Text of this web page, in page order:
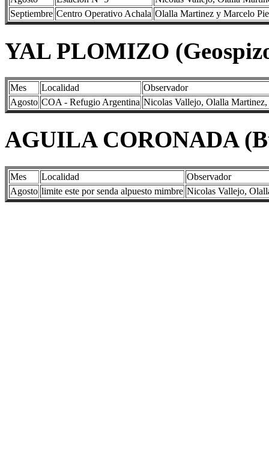
Septiembre Centro Operativo Achala Olalla Martinez y Marcelo
YAL PLOMIZO
Mes Localidad
Observador
Agosto COA - Refugio Argentina Nicolas Vallejo, Olalla
AGUILA CORONADA
Mes Localidad
Observador
Agosto limite este por senda alpuesto mimbre Nicolas Vallejo,